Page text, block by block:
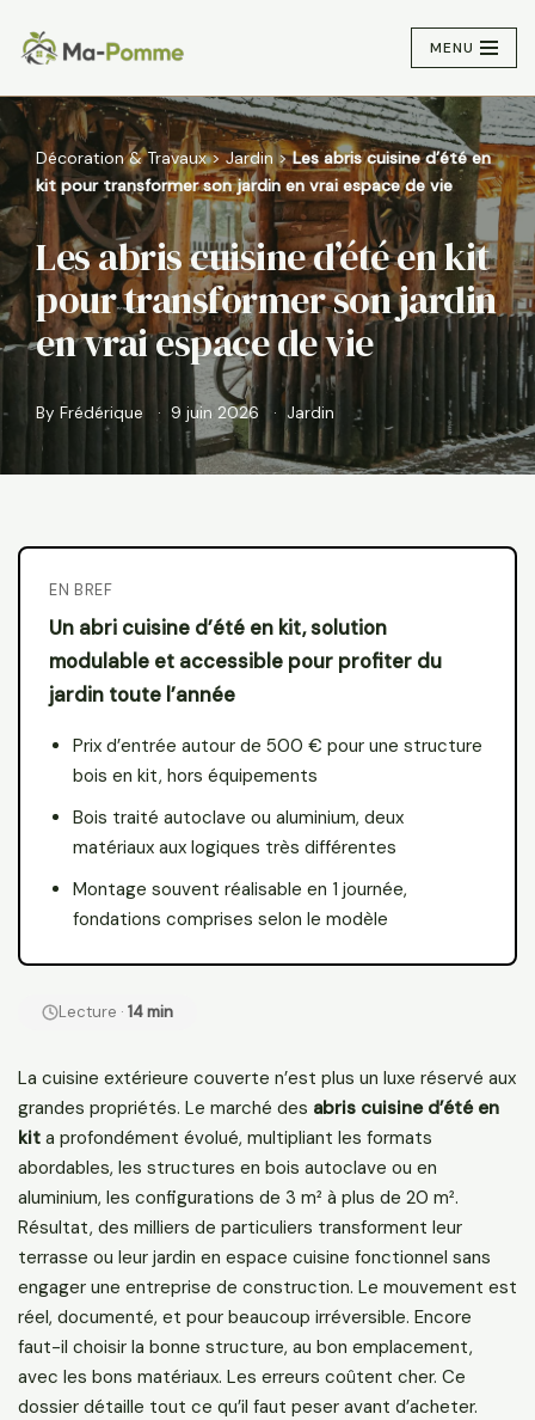
Aller
au
contenu
MENU
Décoration & Travaux>Jardin >Les abris cuisine d’été en
kit pour transformer son jardin en vrai espace de vie
Les abris cuisine d’été en kit
pour transformer son jardin
en vrai espace de vie
By Frédérique 9 juin 2026 Jardin
EN BREF
Un abri cuisine d’été en kit, solution
modulable et accessible pour profiter du
jardin toute l’année
Prix d’entrée autour de 500 € pour une structure
bois en kit, hors équipements
Bois traité autoclave ou aluminium, deux
matériaux aux logiques très différentes
Montage souvent réalisable en 1 journée,
fondations comprises selon le modèle
Lecture · 14 min
La cuisine extérieure couverte n’est plus un luxe réservé aux
grandes propriétés. Le marché des abris cuisine d’été en
kit a profondément évolué, multipliant les formats
abordables, les structures en bois autoclave ou en
aluminium, les configurations de 3 m² à plus de 20 m².
Résultat, des milliers de particuliers transforment leur
terrasse ou leur jardin en espace cuisine fonctionnel sans
engager une entreprise de construction. Le mouvement est
réel, documenté, et pour beaucoup irréversible. Encore
faut-il choisir la bonne structure, au bon emplacement,
avec les bons matériaux. Les erreurs coûtent cher. Ce
dossier détaille tout ce qu’il faut peser avant d’acheter.